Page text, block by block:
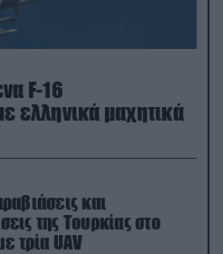
F-16
ελληνικά μαχητικά
και
της Τουρκίας στο
τρία UAV